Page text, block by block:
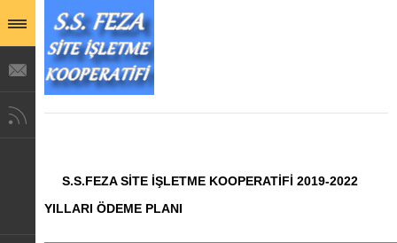
S.S.FEZA SİTE İŞLETME KOOPERATİFİ 2019-2022
YILLARI ÖDEME PLANI